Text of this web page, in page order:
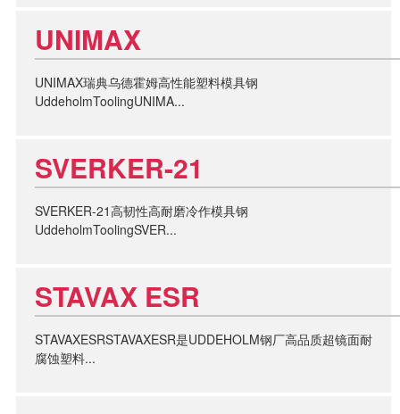
UNIMAX
UNIMAX瑞典乌德霍姆高性能塑料模具钢
UddeholmToolingUNIMA...
SVERKER-21
SVERKER-21高韧性高耐磨冷作模具钢
UddeholmToolingSVER...
STAVAX ESR
STAVAXESRSTAVAXESR是UDDEHOLM钢厂高品质超镜面耐
腐蚀塑料...